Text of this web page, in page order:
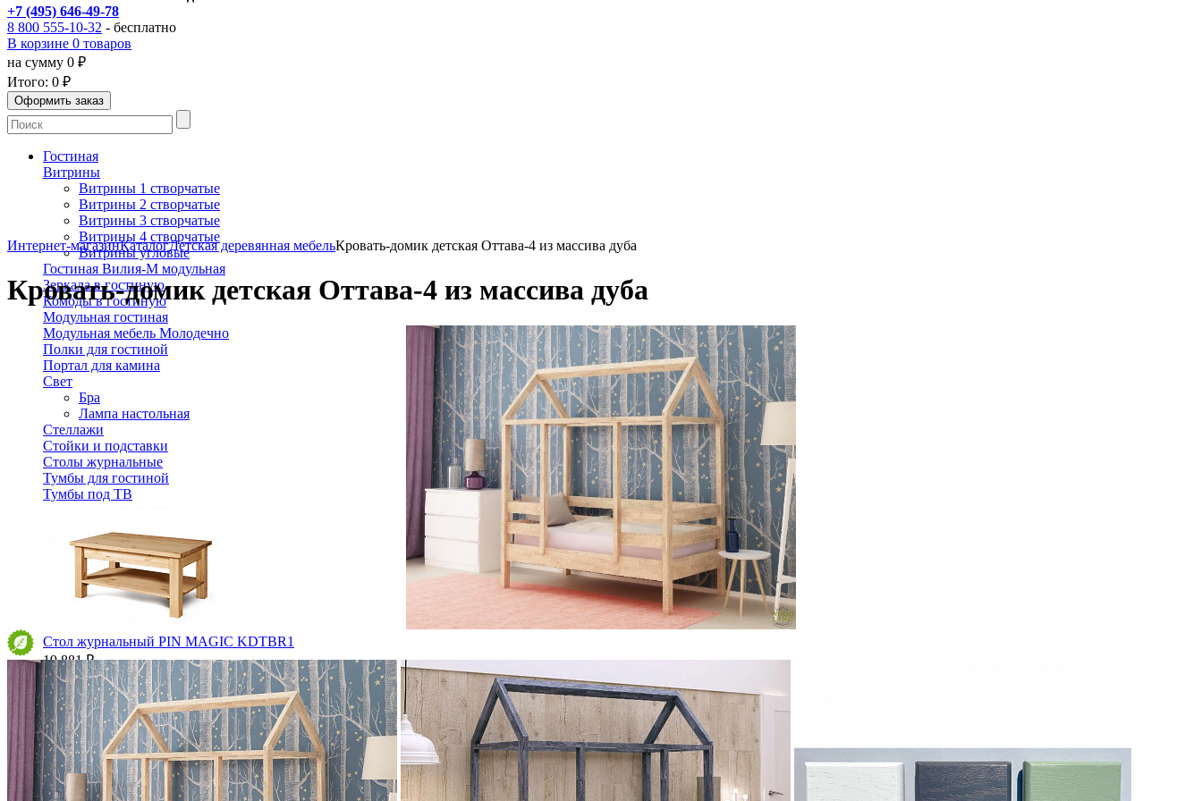
+7 (495) 646-49-78
8 800 555-10-32 - бесплатно
В корзине 0 товаров
на сумму 0 ₽
Итого: 0 ₽
Гостиная
Витрины
Витрины 1 створчатые
Витрины 2 створчатые
Витрины 3 створчатые
Витрины 4 створчатые
Витрины угловые
Гостиная Вилия-М модульная
Зеркала в гостиную
Комоды в гостиную
Модульная гостиная
Модульная мебель Молодечно
Полки для гостиной
Портал для камина
Свет
Бра
Лампа настольная
Стеллажи
Стойки и подставки
Столы журнальные
Тумбы для гостиной
Тумбы под ТВ
Стол журнальный PIN MAGIC KDTBR1
19 881 ₽
22 090 ₽
В корзину
-10%
Спальня
Деревянные кровати с подъемным механизмом
Кровати односпальные с подъемным механизмом
Кровати двуспальные с подъемным механизмом
Интернет-магазинКаталогДетская деревянная мебельКровать-домик детская Оттава-4 из массива дуба
Кровать-домик детская Оттава-4 из массива дуба